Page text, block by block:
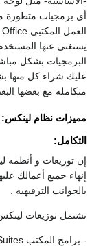
أي برمجيات متطورة
يستغنى عنها
البرمجيات بشكل
عليك شراء كل منها
متكامله مع بعضها
مميزات نظام لينكس:
التكامل:
إن توزيعات و أنظمه
إنهاء جميع أعمالك
بالجوانب الترفيهيه .
تشتمل توزيعات